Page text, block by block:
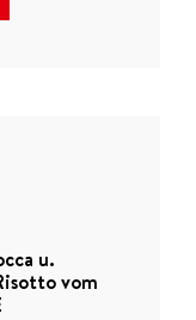
u.
vom